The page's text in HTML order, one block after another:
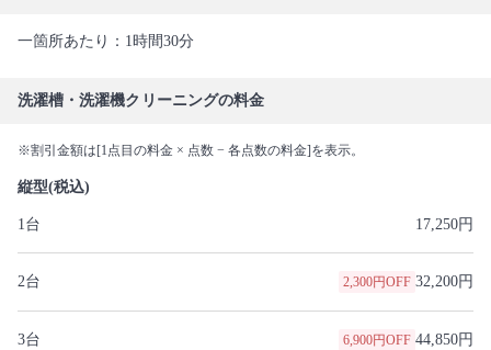
一箇所あたり：1時間30分
洗濯槽・洗濯機クリーニングの料金
※割引金額は[1点目の料金 × 点数 − 各点数の料金]を表示。
縦型(税込)
1台 17,250円
2台 2,300円OFF 32,200円
3台 6,900円OFF 44,850円